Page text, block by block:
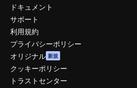
ドキュメント
サポート
利用規約
プライバシーポリシー
オリジナル 新規
クッキーポリシー
トラストセンター